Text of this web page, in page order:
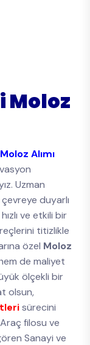
Moloz
Alımı
Uzman
duyarlı
ve etkili bir
titizlikle
özel Moloz
de maliyet
ölçekli bir
olsun,
sürecini
filosu ve
Sanayi ve